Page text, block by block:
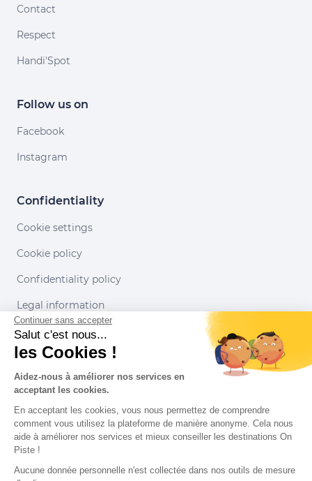
Contact
Respect
Handi'Spot
Follow us on
Facebook
Instagram
Confidentiality
Cookie settings
Cookie policy
Confidentiality policy
Legal information
Conditions of use
Our partners
Continuer sans accepter
Salut c'est nous...
les Cookies !
Aidez-nous à améliorer nos services en
acceptant les cookies.
En acceptant les cookies, vous nous permettez de comprendre
comment vous utilisez la plateforme de manière anonyme. Cela nous
aide à améliorer nos services et mieux conseiller les destinations On
Piste !
Aucune donnée personnelle n'est collectée dans nos outils de mesure